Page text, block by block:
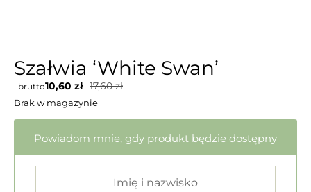
Szałwia ‘White Swan’
17,60zł
10,60 zł
brutto
Brak w magazynie
Powiadom mnie, gdy produkt będzie dostępny